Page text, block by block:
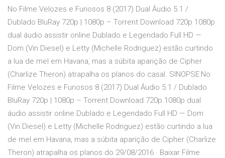
No Filme Velozes e Furiosos 8 (2017) Dual Áudio 5.1 /
Dublado BluRay 720p | 1080p – Torrent Download 720p 1080p
dual áudio assistir online Dublado e Legendado Full HD —
Dom (Vin Diesel) e Letty (Michelle Rodriguez) estão curtindo
a lua de mel em Havana, mas a súbita aparição de Cipher
(Charlize Theron) atrapalha os planos do casal. SINOPSE:No
Filme Velozes e Furiosos 8 (2017) Dual Áudio 5.1 / Dublado
BluRay 720p | 1080p – Torrent Download 720p 1080p dual
áudio assistir online Dublado e Legendado Full HD — Dom
(Vin Diesel) e Letty (Michelle Rodriguez) estão curtindo a lua
de mel em Havana, mas a súbita aparição de Cipher (Charlize
Theron) atrapalha os planos do 29/08/2016 · Baixar Filme